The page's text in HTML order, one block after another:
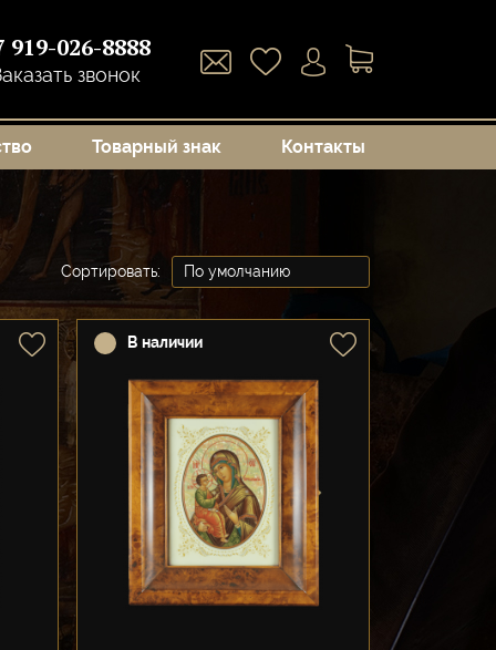
919-026-8888
звонок
Товарный знак Контакты
Сортировать:
В наличии